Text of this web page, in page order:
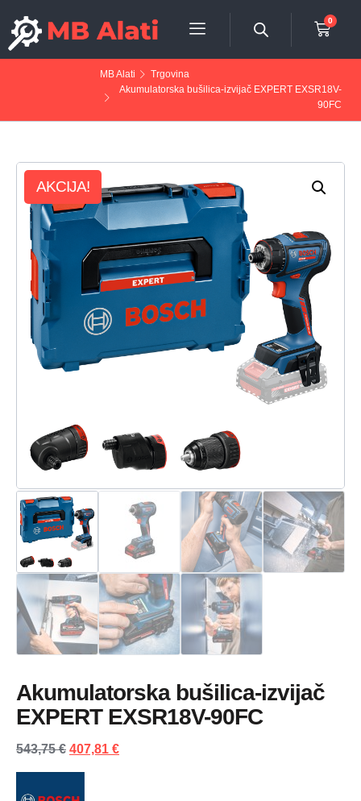
0
MB Alati
Trgovina
Akumulatorska bušilica-izvijač EXPERT EXSR18V-
90FC
AKCIJA!
Akumulatorska bušilica-izvijač
EXPERT EXSR18V-90FC
543,75€ 407,81 €